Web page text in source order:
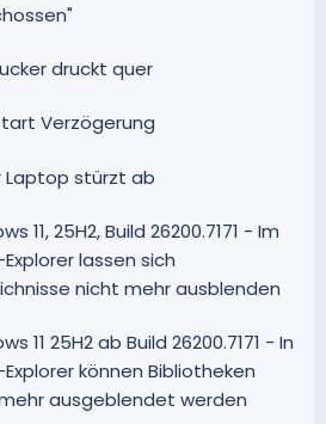
druckt quer
Verzögerung
Laptop stürzt ab
11, 25H2, Build 26200.7171 - Im
lassen sich
nicht mehr ausblenden
11 25H2 ab Build 26200.7171 - In
können Bibliotheken
ausgeblendet werden